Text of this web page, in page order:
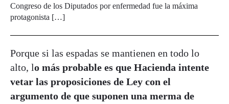
Congreso de los Diputados por enfermedad fue la máxima
protagonista […]
Porque si las espadas se mantienen en todo lo
alto, lo más probable es que Hacienda intente
vetar las proposiciones de Ley con el
argumento de que suponen una merma de